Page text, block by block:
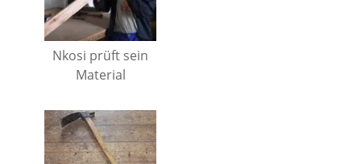
Nkosi prüft sein
Material